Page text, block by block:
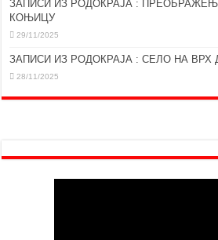
ЗАПИСИ ИЗ РОДОКРАЈА :
КОЊИЦУ
29/11/2025
ЗАПИСИ ИЗ РОДОКРАЈА : СЕЛО НА ВРХ
28/11/2025